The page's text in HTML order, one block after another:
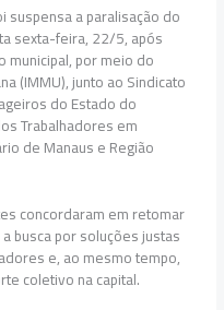
suspensa a paralisação do
sexta-feira, 22/5, após
municipal, por meio do
(IMMU), junto ao Sindicato
do Estado do
Trabalhadores em
de Manaus e Região
concordaram em retomar
busca por soluções justas
e, ao mesmo tempo,
coletivo na capital.